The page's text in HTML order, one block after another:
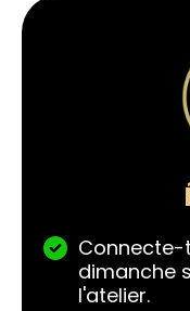
Connecte-
dimanche
l'atelier.